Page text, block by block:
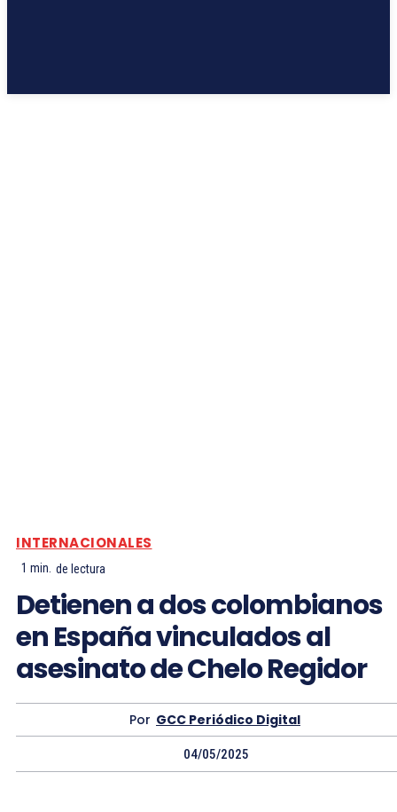
INTERNACIONALES
1 min. de lectura
Detienen a dos colombianos
en España vinculados al
asesinato de Chelo Regidor
Por GCC Periódico Digital
04/05/2025